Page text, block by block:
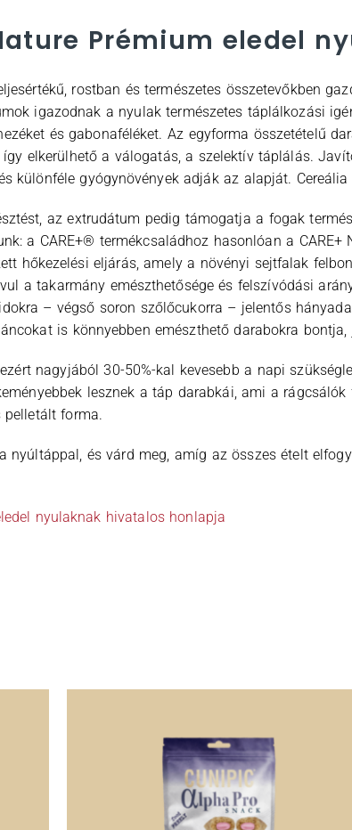
Prémium eledel
rostban és természetes összetevőkben
igazodnak a nyulak természetes táplálkozási
és gabonaféléket. Az egyforma összetételű
elkerülhető a válogatás, a szelektív táplálás.
különféle gyógynövények adják az alapját.
az extrudátum pedig támogatja a fogak
a CARE+® termékcsaládhoz hasonlóan a
hőkezelési eljárás, amely a növényi sejtfalak
a takarmány emészthetősége és felszívódási
­– végső soron szőlőcukorra – jelentős
is könnyebben emészthető darabokra
nagyjából 30-50%-kal kevesebb a napi
lesznek a táp darabkái, ami a
pelletált forma.
nyúltáppal, és várd meg, amíg az összes ételt
nyulaknak hivatalos honlapja